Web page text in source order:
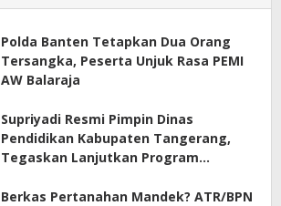
Polda Banten Tetapkan Dua Orang
Tersangka, Peserta Unjuk Rasa PEMI
AW Balaraja
Supriyadi Resmi Pimpin Dinas
Pendidikan Kabupaten Tangerang,
Tegaskan Lanjutkan Program
Berkas Pertanahan Mandek? ATR/BPN